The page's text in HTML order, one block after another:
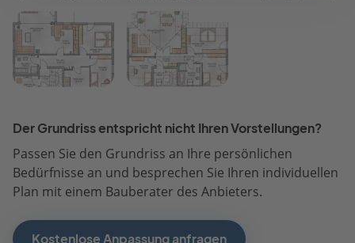
Der Grundriss entspricht nicht Ihren Vorstellungen?
Passen Sie den Grundriss an Ihre persönlichen
Bedürfnisse an und besprechen Sie Ihren individuellen
Plan mit einem Bauberater des Anbieters.
Kostenlose Anpassung anfragen